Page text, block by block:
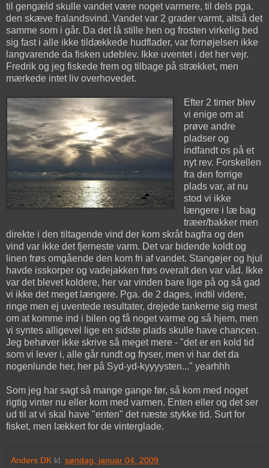
til gengæld skulle vandet være noget varmere, til dels pga.
den skæve fralandsvind. Vandet var 2 grader varmt, altså det
samme som i går. Da det lå stille hen og frosten virkelig bed
sig fast i alle ikke tildækkede hudflader, var fornøjelsen ikke
langvarende da fisken udeblev. Ikke uventet i det her vejr.
Fredrik og jeg fiskede frem og tilbage på strækket, men
mærkede intet liv overhovedet.
Efter 2 timer blev
vi enige om at
prøve andre
pladser og
indfandt os på et
nyt rev. Forskellen
fra den forrige
plads var, at nu
stod vi ikke
længere i læ bag
træer/bakker men
direkte i den tiltagende vind der kom skråt bagfra og den
vind var ikke det fjerneste varm. Det var bidende koldt og
linen frøs omgående den kom fri af vandet. Stangøjer og hjul
havde isskorper og vadejakken frøs overalt den var våd. Ikke
var det blevet koldere, her var vinden bare lige på og så gad
vi ikke det meget længere. Pga. de 2 dages, indtil videre,
ringe men ej uventede resultater, drejede tankerne sig mest
om at komme ind i bilen og få noget varme og så hjem, men
vi syntes alligevel lige en sidste plads skulle have chancen.
Jeg behøver ikke skrive så meget mere - "det er en kold tid
som vi lever i, alle går rundt og fryser, men vi har det da
nogenlunde her, her på Syd-yd-kyyyysten..." yearhhh
Som jeg har sagt så mange gange før, så kom med noget
rigtig vinter nu eller kom med varmen. Enten eller og det ser
ud til at vi skal have "enten" det næste stykke tid. Surt for
fisket, men lækkert for de vinterglade.
Anders DK kl. søndag, januar 04, 2009